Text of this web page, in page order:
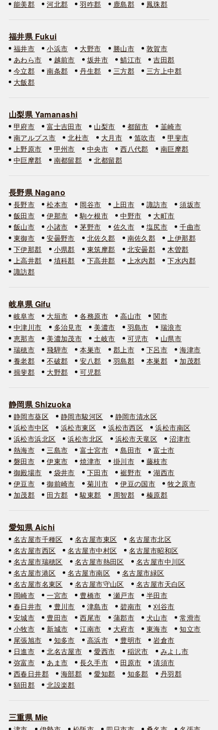
能美郡 河北郡 羽咋郡 鹿島郡 鳳珠郡
福井県 Fukui
福井市 小浜市 大野市 勝山市
敦賀市
あわら市
越前市 坂井市 鯖江市
吉田郡
今立郡
南条郡 丹生郡 三方郡
三方上中郡
大飯郡
山梨県 Yamanashi
甲府市 富士吉田市 山梨市 都留市
韮崎市
南アルプス市
北杜市 大月市 笛吹市
甲斐市
上野原市
甲州市 中央市 西八代郡
南巨摩郡
中巨摩郡
南都留郡 北都留郡
長野県 Nagano
長野市 松本市 岡谷市 上田市 諏訪市
須坂市
飯田市
伊那市 駒ケ根市 中野市
大町市
飯山市
小諸市 茅野市 佐久市 塩尻市
千曲市
東御市
安曇野市 北佐久郡 南佐久郡
上伊那郡
下伊那郡
小県郡 東筑摩郡 北安曇郡
木曽郡
上高井郡
埴科郡 下高井郡 上水内郡
下水内郡
諏訪郡
岐阜県 Gifu
岐阜市 大垣市 各務原市 高山市
関市
中津川市
多治見市 美濃市 羽島市
瑞浪市
恵那市
美濃加茂市 土岐市 可児市
山県市
瑞穂市
飛騨市 本巣市 郡上市 下呂市
海津市
養老郡
不破郡 安八郡 羽島郡 本巣郡
加茂郡
揖斐郡
大野郡 可児郡
静岡県 Shizuoka
静岡市葵区 静岡市駿河区
静岡市清水区
浜松市中区
浜松市東区 浜松市西区
浜松市南区
浜松市浜北区
浜松市北区 浜松市天竜区
沼津市
熱海市
三島市 富士宮市 島田市
富士市
磐田市
伊東市 焼津市 掛川市
藤枝市
御殿場市
袋井市 下田市 裾野市
湖西市
伊豆市
御前崎市 菊川市 伊豆の国市
牧之原市
加茂郡
田方郡 駿東郡 周智郡 榛原郡
愛知県 Aichi
名古屋市千種区 名古屋市東区
名古屋市北区
名古屋市西区
名古屋市中村区
名古屋市昭和区
名古屋市瑞穂区
名古屋市熱田区
名古屋市中川区
名古屋市港区
名古屋市南区
名古屋市緑区
名古屋市名東区
名古屋市守山区
名古屋市天白区
岡崎市
一宮市 豊橋市 瀬戸市
半田市
春日井市
豊川市 津島市 碧南市
刈谷市
安城市
豊田市 西尾市 蒲郡市 犬山市
常滑市
小牧市
新城市 江南市 大府市 東海市
知立市
尾張旭市
知多市 高浜市 豊明市
岩倉市
日進市
北名古屋市 愛西市 稲沢市
みよし市
弥富市
あま市 長久手市 田原市
清須市
西春日井郡
海部郡 愛知郡 知多郡
丹羽郡
額田郡
北設楽郡
三重県 Mie